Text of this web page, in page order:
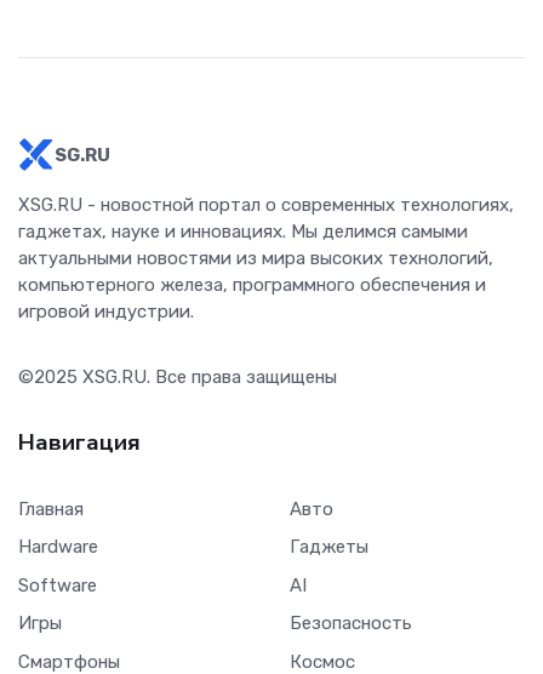
SG.RU
XSG.RU - новостной портал о современных технологиях,
гаджетах, науке и инновациях. Мы делимся самыми
актуальными новостями из мира высоких технологий,
компьютерного железа, программного обеспечения и
игровой индустрии.
©2025 XSG.RU. Все права защищены
Навигация
Главная
Hardware
Software
Игры
Смартфоны
Авто
Гаджеты
AI
Безопасность
Космос